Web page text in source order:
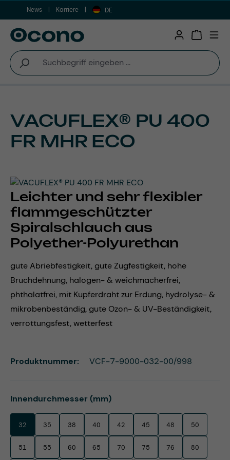
Zum Hauptinhalt springen
News Karriere DE
VACUFLEX® PU 400
FR MHR ECO
Leichter und sehr flexibler
flammgeschützter
Spiralschlauch aus
Polyether-Polyurethan
gute Abriebfestigkeit, gute Zugfestigkeit, hohe
Bruchdehnung, halogen- & weichmacherfrei,
phthalatfrei, mit Kupferdraht zur Erdung, hydrolyse- &
mikrobenbeständig, gute Ozon- & UV-Beständigkeit,
verrottungsfest, wetterfest
Innendurchmesser (mm)auswählen
32 35 38 40 42 45 48 50
51 55 60 65 70 75 76 80
Produktnummer: VCF-7-9000-032-00/998